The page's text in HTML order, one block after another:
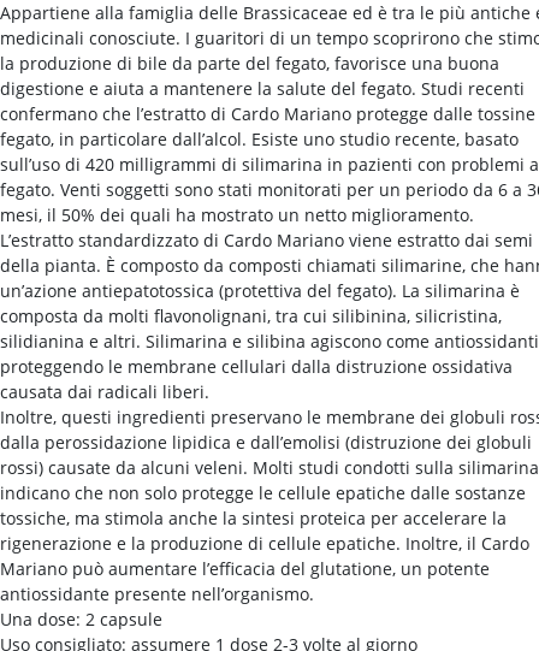
Appartiene alla famiglia delle Brassicaceae ed è tra le più antiche
medicinali conosciute. I guaritori di un tempo scoprirono che
la produzione di bile da parte del fegato, favorisce una buona
digestione e aiuta a mantenere la salute del fegato. Studi recenti
confermano che l’estratto di Cardo Mariano protegge dalle
fegato, in particolare dall’alcol. Esiste uno studio recente, basato
sull’uso di 420 milligrammi di silimarina in pazienti con problemi
fegato. Venti soggetti sono stati monitorati per un periodo da 6 a
mesi, il 50% dei quali ha mostrato un netto miglioramento.
L’estratto standardizzato di Cardo Mariano viene estratto dai semi
della pianta. È composto da composti chiamati silimarine, che
un’azione antiepatotossica (protettiva del fegato). La silimarina è
composta da molti flavonolignani, tra cui silibinina, silicristina,
silidianina e altri. Silimarina e silibina agiscono come
proteggendo le membrane cellulari dalla distruzione ossidativa
causata dai radicali liberi.
Inoltre, questi ingredienti preservano le membrane dei globuli
dalla perossidazione lipidica e dall’emolisi (distruzione dei globuli
rossi) causate da alcuni veleni. Molti studi condotti sulla silimarina
indicano che non solo protegge le cellule epatiche dalle sostanze
tossiche, ma stimola anche la sintesi proteica per accelerare la
rigenerazione e la produzione di cellule epatiche. Inoltre, il Cardo
Mariano può aumentare l’efficacia del glutatione, un potente
antiossidante presente nell’organismo.
Una dose: 2 capsule
Uso consigliato: assumere 1 dose 2-3 volte al giorno